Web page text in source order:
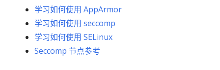
学习如何使用 AppArmor
学习如何使用 seccomp
学习如何使用 SELinux
Seccomp 节点参考